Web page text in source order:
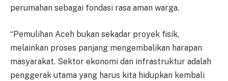
perumahan sebagai fondasi rasa aman warga.
“Pemulihan Aceh bukan sekadar proyek fisik,
melainkan proses panjang mengembalikan harapan
masyarakat. Sektor ekonomi dan infrastruktur adalah
penggerak utama yang harus kita hidupkan kembali